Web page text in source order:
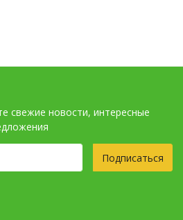
свежие новости, интересные
Подписаться